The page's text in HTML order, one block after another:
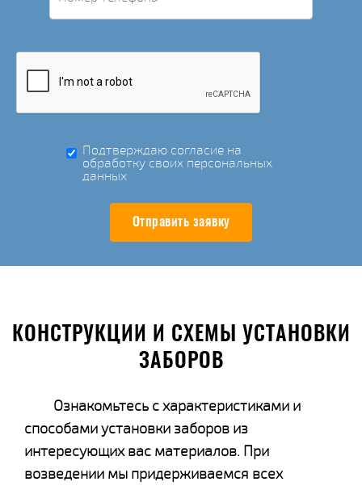
Подтверждаю согласие на
обработку своих персональных
данных
Отправить заявку
КОНСТРУКЦИИ И СХЕМЫ УСТАНОВКИ
ЗАБОРОВ
Ознакомьтесь с характеристиками и
способами установки заборов из
интересующих вас материалов. При
возведении мы придерживаемся всех